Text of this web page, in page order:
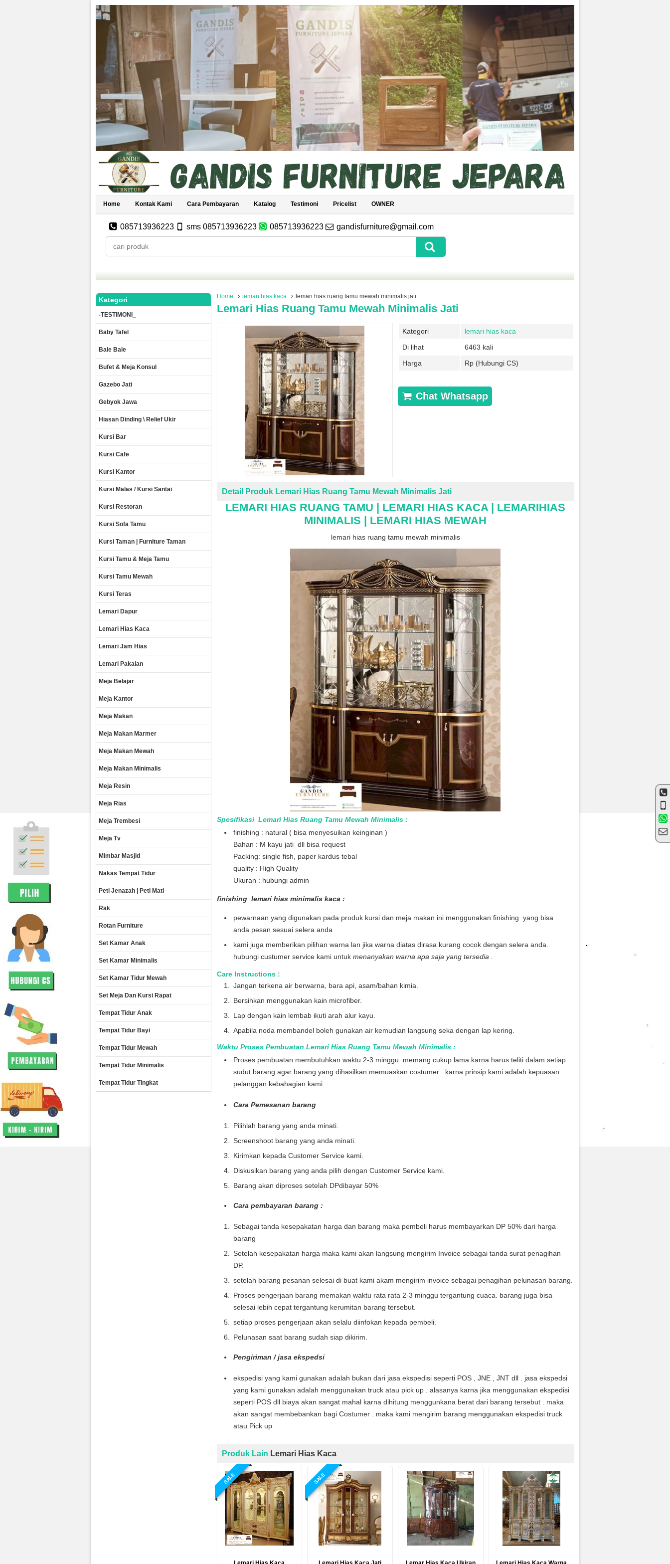
Home Kontak Kami Cara Pembayaran Katalog Testimoni Pricelist OWNER
085713936223 sms 085713936223 085713936223 gandisfurniture@gmail.com
Home lemari hias kaca lemari hias ruang tamu mewah minimalis jati
Lemari Hias Ruang Tamu Mewah Minimalis Jati
Kategori
lemari hias kaca
Di lihat
6463 kali
Harga
Rp (Hubungi CS)
Chat Whatsapp
Detail Produk Lemari Hias Ruang Tamu Mewah Minimalis Jati
LEMARI HIAS RUANG TAMU | LEMARI HIAS KACA | LEMARIHIAS
MINIMALIS | LEMARI HIAS MEWAH
lemari hias ruang tamu mewah minimalis
Spesifikasi Lemari Hias Ruang Tamu Mewah Minimalis:
finishing : natural ( bisa menyesuikan keinginan )
Bahan : M kayu jati dll bisa request
Packing: single fish, paper kardus tebal
quality : High Quality
Ukuran : hubungi admin
finishing lemari hias minimalis kaca :
pewarnaan yang digunakan pada produk kursi dan meja makan ini menggunakan finishing yang bisa
anda pesan sesuai selera anda
kami juga memberikan pilihan warna lan jika warna diatas dirasa kurang cocok dengan selera anda.
hubungi custumer service kami untuk menanyakan warna apa saja yang tersedia .
Care Instructions :
Jangan terkena air berwarna, bara api, asam/bahan kimia.
Bersihkan menggunakan kain microfiber.
Lap dengan kain lembab ikuti arah alur kayu.
Apabila noda membandel boleh gunakan air kemudian langsung seka dengan lap kering.
Waktu Proses Pembuatan Lemari Hias Ruang Tamu Mewah Minimalis :
Proses pembuatan membutuhkan waktu 2-3 minggu. memang cukup lama karna harus teliti dalam setiap
sudut barang agar barang yang dihasilkan memuaskan costumer . karna prinsip kami adalah kepuasan
pelanggan kebahagian kami
Cara Pemesanan barang
Pilihlah barang yang anda minati.
Screenshoot barang yang anda minati.
Kirimkan kepada Customer Service kami.
Diskusikan barang yang anda pilih dengan Customer Service kami.
Barang akan diproses setelah DPdibayar 50%
Cara pembayaran barang :
Sebagai tanda kesepakatan harga dan barang maka pembeli harus membayarkan DP 50% dari harga
barang
Setelah kesepakatan harga maka kami akan langsung mengirim Invoice sebagai tanda surat penagihan
DP.
setelah barang pesanan selesai di buat kami akam mengirim invoice sebagai penagihan pelunasan barang.
Proses pengerjaan barang memakan waktu rata rata 2-3 minggu tergantung cuaca. barang juga bisa
selesai lebih cepat tergantung kerumitan barang tersebut.
setiap proses pengerjaan akan selalu diinfokan kepada pembeli.
Pelunasan saat barang sudah siap dikirim.
Pengiriman / jasa ekspedsi
ekspedisi yang kami gunakan adalah bukan dari jasa ekspedisi seperti POS , JNE , JNT dll . jasa ekspedsi
yang kami gunakan adalah menggunakan truck atau pick up . alasanya karna jika menggunakan ekspedisi
seperti POS dll biaya akan sangat mahal karna dihitung menggunkana berat dari barang tersebut . maka
akan sangat membebankan bagi Costumer . maka kami mengirim barang menggunakan ekspedisi truck
atau Pick up
Produk Lain Lemari Hias Kaca
SALE SALE
Kategori
-TESTIMONI_
Baby Tafel
Bale Bale
Bufet & Meja Konsul
Gazebo Jati
Gebyok Jawa
Hiasan Dinding \ Relief Ukir
Kursi Bar
Kursi Cafe
Kursi Kantor
Kursi Malas / Kursi Santai
Kursi Restoran
Kursi Sofa Tamu
Kursi Taman | Furniture Taman
Kursi Tamu & Meja Tamu
Kursi Tamu Mewah
Kursi Teras
Lemari Dapur
Lemari Hias Kaca
Lemari Jam Hias
Lemari Pakaian
Meja Belajar
Meja Kantor
Meja Makan
Meja Makan Marmer
Meja Makan Mewah
Meja Makan Minimalis
Meja Resin
Meja Rias
Meja Trembesi
Meja Tv
Mimbar Masjid
Nakas Tempat Tidur
Peti Jenazah | Peti Mati
Rak
Rotan Furniture
Set Kamar Anak
Set Kamar Minimalis
Set Kamar Tidur Mewah
Set Meja Dan Kursi Rapat
Tempat Tidur Anak
Tempat Tidur Bayi
Tempat Tidur Mewah
Tempat Tidur Minimalis
Tempat Tidur Tingkat